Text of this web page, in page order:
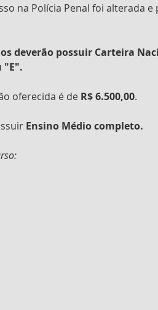
na Polícia Penal foi alterada e
deverão possuir Carteira
"E".
oferecida é de R$ 6.500,00.
Ensino Médio completo.